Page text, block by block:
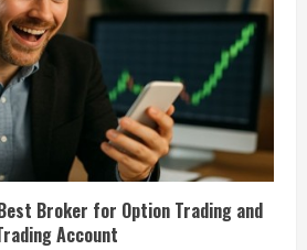
Broker for Option Trading and
Account